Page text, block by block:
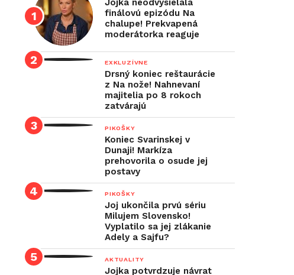
Jojka neodvysielala
finálovú epizódu Na
chalupe! Prekvapená
moderátorka reaguje
EXKLUZÍVNE
Drsný koniec reštaurácie
z Na nože! Nahnevaní
majitelia po 8 rokoch
zatvárajú
PIKOŠKY
Koniec Svarinskej v
Dunaji! Markíza
prehovorila o osude jej
postavy
PIKOŠKY
Joj ukončila prvú sériu
Milujem Slovensko!
Vyplatilo sa jej zlákanie
Adely a Sajfu?
AKTUALITY
Jojka potvrdzuje návrat